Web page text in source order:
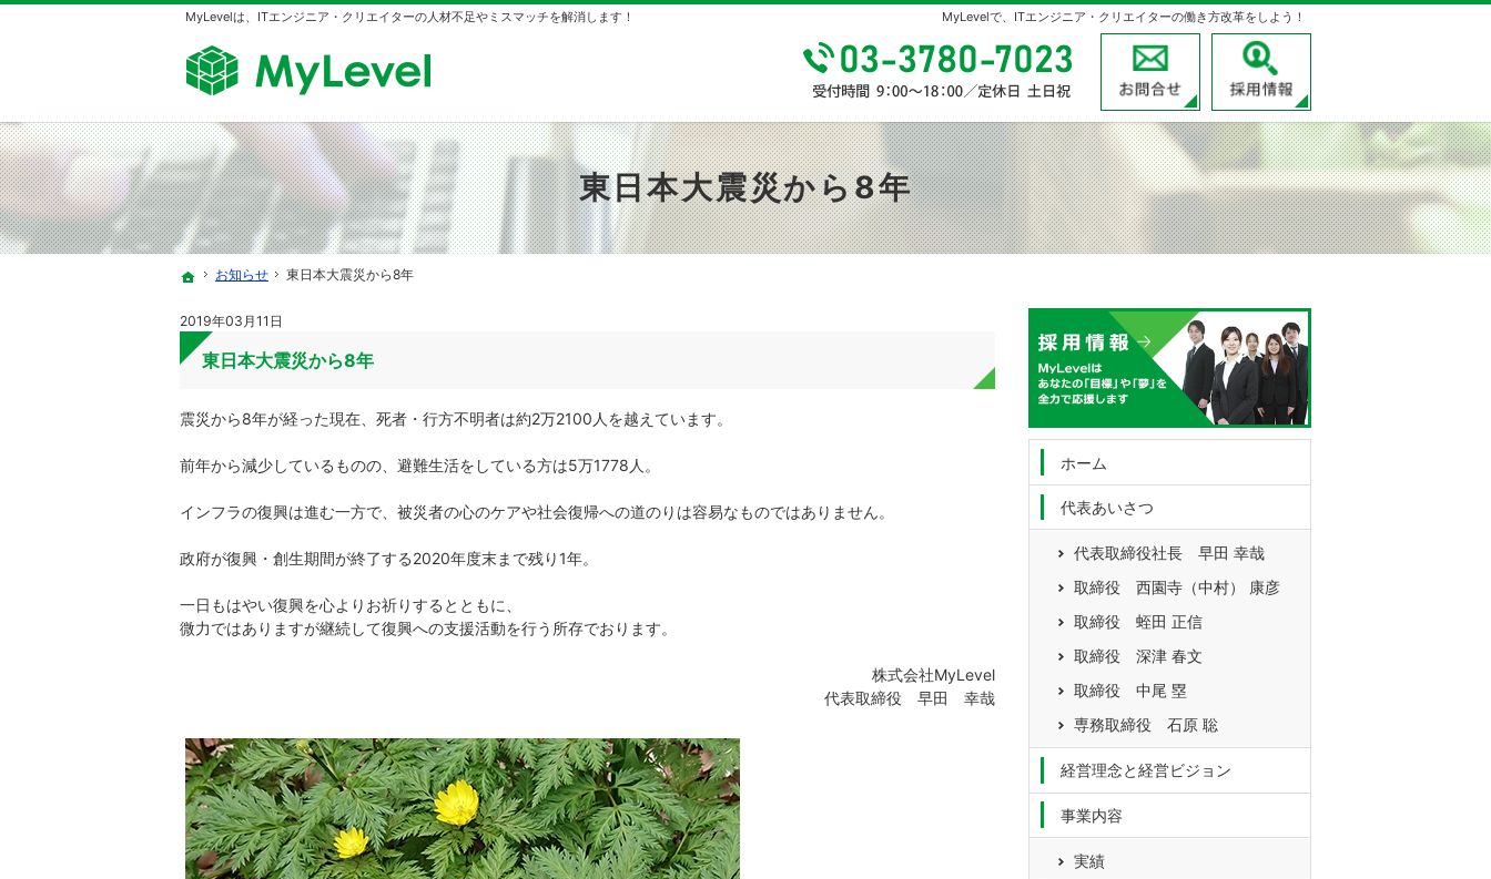
東日本大震災から8年
MyLevelで、ITエンジニア・クリエイターの働き方改革をしよう！
MyLevelは、ITエンジニア・クリエイターの人材不足やミスマッチを解消します！
ホーム
お知らせ 東日本大震災から8年
2019年03月11日
東日本大震災から8年
震災から8年が経った現在、死者・行方不明者は約2万2100人を越えています。
前年から減少しているものの、避難生活をしている方は5万1778人。
インフラの復興は進む一方で、被災者の心のケアや社会復帰への道のりは容易なものではありません。
政府が復興・創生期間が終了する2020年度末まで残り1年。
一日もはやい復興を心よりお祈りするとともに、
微力ではありますが継続して復興への支援活動を行う所存でおります。
株式会社MyLevel
代表取締役 早田 幸哉
ホーム
代表あいさつ
代表取締役社長 早田 幸哉
取締役 西園寺（中村） 康彦
取締役 蛭田 正信
取締役 深津 春文
取締役 中尾 塁
専務取締役 石原 聡
経営理念と経営ビジョン
事業内容
実績
03-3780-7023
受付時間
9:00～18:00
定休日
土日祝 お問合せ